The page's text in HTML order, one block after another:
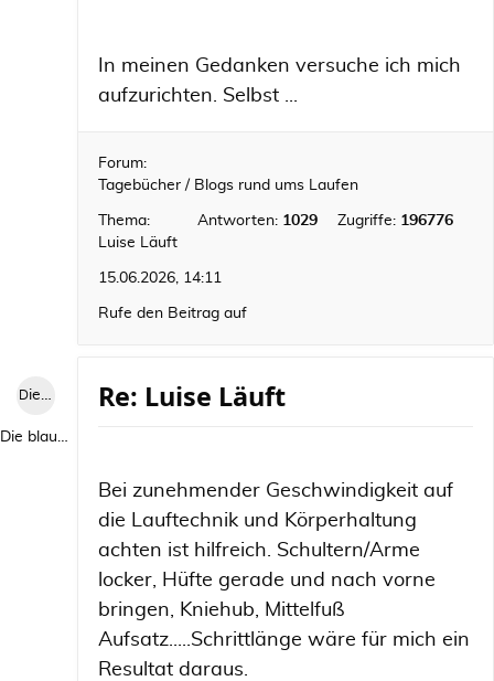
In meinen Gedanken versuche ich mich
aufzurichten. Selbst ...
Forum:
Tagebücher / Blogs rund ums Laufen
Thema:
Luise Läuft
Antworten: 1029 Zugriffe: 196776
15.06.2026, 14:11
Rufe den Beitrag auf
Die blaue Luise
Die blaue Luise
Re: Luise Läuft
Bei zunehmender Geschwindigkeit auf
die Lauftechnik und Körperhaltung
achten ist hilfreich. Schultern/Arme
locker, Hüfte gerade und nach vorne
bringen, Kniehub, Mittelfuß
Aufsatz.....Schrittlänge wäre für mich ein
Resultat daraus.